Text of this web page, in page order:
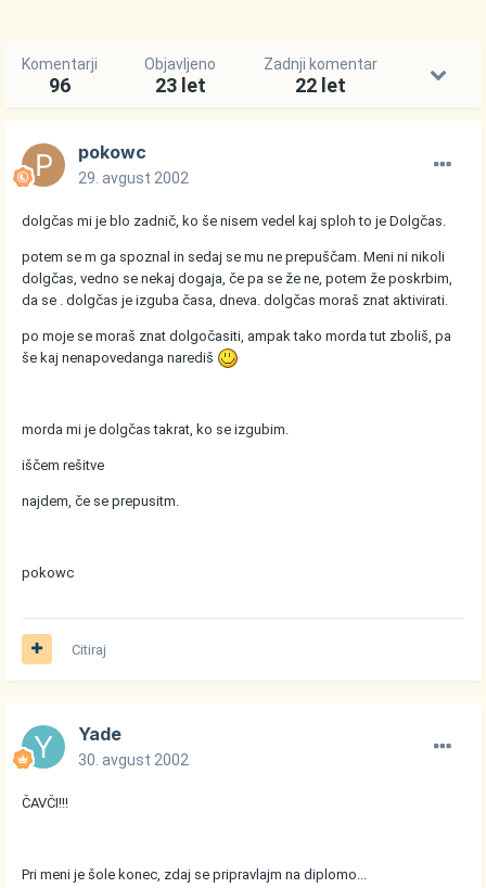
Komentarji
96
Objavljeno
23 let
Zadnji komentar
22 let
pokowc
29. avgust 2002
dolgčas mi je blo zadnič, ko še nisem vedel kaj sploh to je Dolgčas.
potem se m ga spoznal in sedaj se mu ne prepuščam. Meni ni nikoli
dolgčas, vedno se nekaj dogaja, če pa se že ne, potem že poskrbim,
da se . dolgčas je izguba časa, dneva. dolgčas moraš znat aktivirati.
po moje se moraš znat dolgočasiti, ampak tako morda tut zboliš, pa
še kaj nenapovedanga narediš
morda mi je dolgčas takrat, ko se izgubim.
iščem rešitve
najdem, če se prepusitm.
pokowc
Citiraj
Yade
30. avgust 2002
ČAVČI!!!
Pri meni je šole konec, zdaj se pripravlajm na diplomo...